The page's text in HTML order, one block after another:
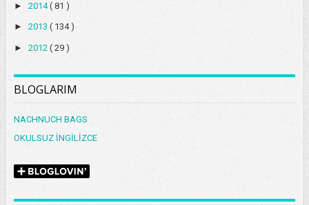
► 2014( 81 )
► 2013 ( 134 )
► 2012 ( 29 )
BLOGLARIM
NACHNUCH BAGS
OKULSUZ İNGİLİZCE